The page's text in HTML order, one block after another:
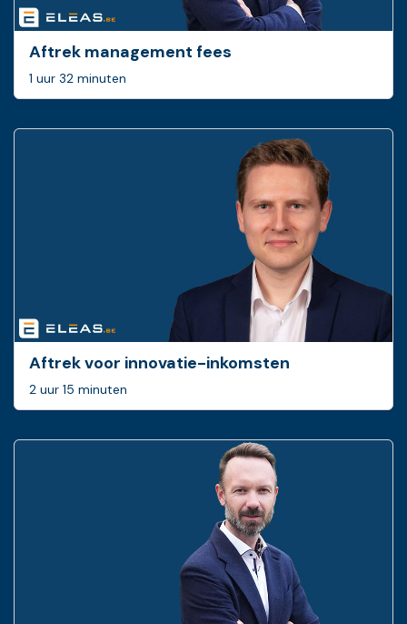
Aftrek management fees
1 uur 32 minuten
Aftrek voor innovatie-inkomsten
2 uur 15 minuten